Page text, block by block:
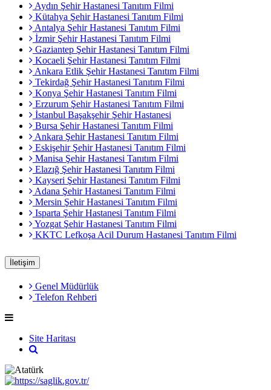
Aydın Şehir Hastanesi Tanıtım Filmi
Kütahya Şehir Hastanesi Tanıtım Filmi
Antalya Şehir Hastanesi Tanıtım Filmi
İzmir Şehir Hastanesi Tanıtım Filmi
Gaziantep Şehir Hastanesi Tanıtım Filmi
Kocaeli Şehir Hastanesi Tanıtım Filmi
Ankara Etlik Şehir Hastanesi Tanıtım Filmi
Tekirdağ Şehir Hastanesi Tanıtım Filmi
Konya Şehir Hastanesi Tanıtım Filmi
Erzurum Şehir Hastanesi Tanıtım Filmi
İstanbul Başakşehir Şehir Hastanesi
Bursa Şehir Hastanesi Tanıtım Filmi
Ankara Şehir Hastanesi Tanıtım Filmi
Eskişehir Şehir Hastanesi Tanıtım Filmi
Manisa Şehir Hastanesi Tanıtım Filmi
Elazığ Şehir Hastanesi Tanıtım Filmi
Kayseri Şehir Hastanesi Tanıtım Filmi
Adana Şehir Hastanesi Tanıtım Filmi
Mersin Şehir Hastanesi Tanıtım Filmi
Isparta Şehir Hastanesi Tanıtım Filmi
Yozgat Şehir Hastanesi Tanıtım Filmi
KKTC Lefkoşa Acil Durum Hastanesi Tanıtım Filmi
İletişim
Genel Müdürlük
Telefon Rehberi
Site Haritası